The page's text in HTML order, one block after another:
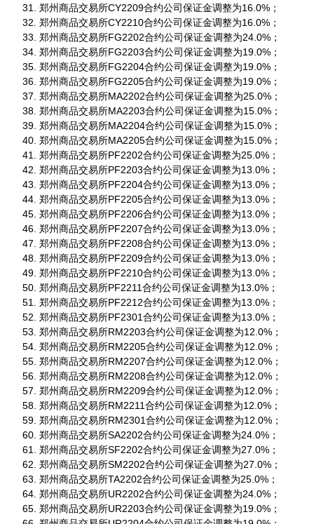
郑州商品交易所CY2209合约公司保证金调整为16.0%；
郑州商品交易所CY2210合约公司保证金调整为16.0%；
郑州商品交易所FG2202合约公司保证金调整为24.0%；
郑州商品交易所FG2203合约公司保证金调整为19.0%；
郑州商品交易所FG2204合约公司保证金调整为19.0%；
郑州商品交易所FG2205合约公司保证金调整为19.0%；
郑州商品交易所MA2202合约公司保证金调整为25.0%；
郑州商品交易所MA2203合约公司保证金调整为15.0%；
郑州商品交易所MA2204合约公司保证金调整为15.0%；
郑州商品交易所MA2205合约公司保证金调整为15.0%；
郑州商品交易所PF2202合约公司保证金调整为25.0%；
郑州商品交易所PF2203合约公司保证金调整为13.0%；
郑州商品交易所PF2204合约公司保证金调整为13.0%；
郑州商品交易所PF2205合约公司保证金调整为13.0%；
郑州商品交易所PF2206合约公司保证金调整为13.0%；
郑州商品交易所PF2207合约公司保证金调整为13.0%；
郑州商品交易所PF2208合约公司保证金调整为13.0%；
郑州商品交易所PF2209合约公司保证金调整为13.0%；
郑州商品交易所PF2210合约公司保证金调整为13.0%；
郑州商品交易所PF2211合约公司保证金调整为13.0%；
郑州商品交易所PF2212合约公司保证金调整为13.0%；
郑州商品交易所PF2301合约公司保证金调整为13.0%；
郑州商品交易所RM2203合约公司保证金调整为12.0%；
郑州商品交易所RM2205合约公司保证金调整为12.0%；
郑州商品交易所RM2207合约公司保证金调整为12.0%；
郑州商品交易所RM2208合约公司保证金调整为12.0%；
郑州商品交易所RM2209合约公司保证金调整为12.0%；
郑州商品交易所RM2211合约公司保证金调整为12.0%；
郑州商品交易所RM2301合约公司保证金调整为12.0%；
郑州商品交易所SA2202合约公司保证金调整为24.0%；
郑州商品交易所SF2202合约公司保证金调整为27.0%；
郑州商品交易所SM2202合约公司保证金调整为27.0%；
郑州商品交易所TA2202合约公司保证金调整为25.0%；
郑州商品交易所UR2202合约公司保证金调整为24.0%；
郑州商品交易所UR2203合约公司保证金调整为19.0%；